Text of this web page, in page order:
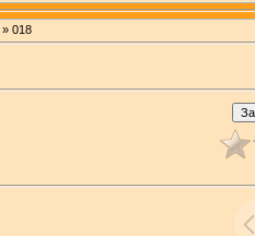
» 018